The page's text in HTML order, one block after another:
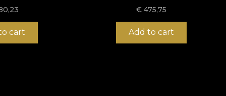
cart
€ 475,75
Add to cart